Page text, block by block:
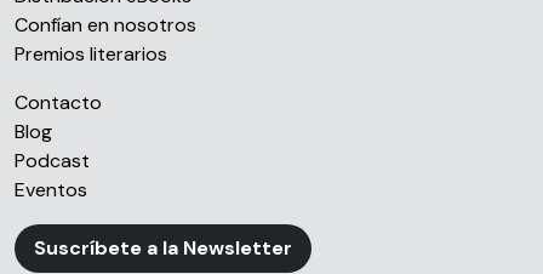
Confían en nosotros
Premios literarios
Contacto
Blog
Podcast
Eventos
Suscríbete a la Newsletter